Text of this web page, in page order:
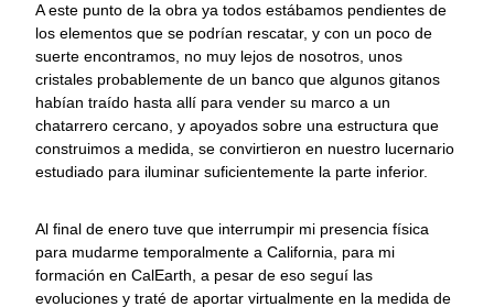
A este punto de la obra ya todos estábamos pendientes de
los elementos que se podrían rescatar, y con un poco de
suerte encontramos, no muy lejos de nosotros, unos
cristales probablemente de un banco que algunos gitanos
habían traído hasta allí para vender su marco a un
chatarrero cercano, y apoyados sobre una estructura que
construimos a medida, se convirtieron en nuestro lucernario
estudiado para iluminar suficientemente la parte inferior.
Al final de enero tuve que interrumpir mi presencia física
para mudarme temporalmente a California, para mi
formación en CalEarth, a pesar de eso seguí las
evoluciones y traté de aportar virtualmente en la medida de